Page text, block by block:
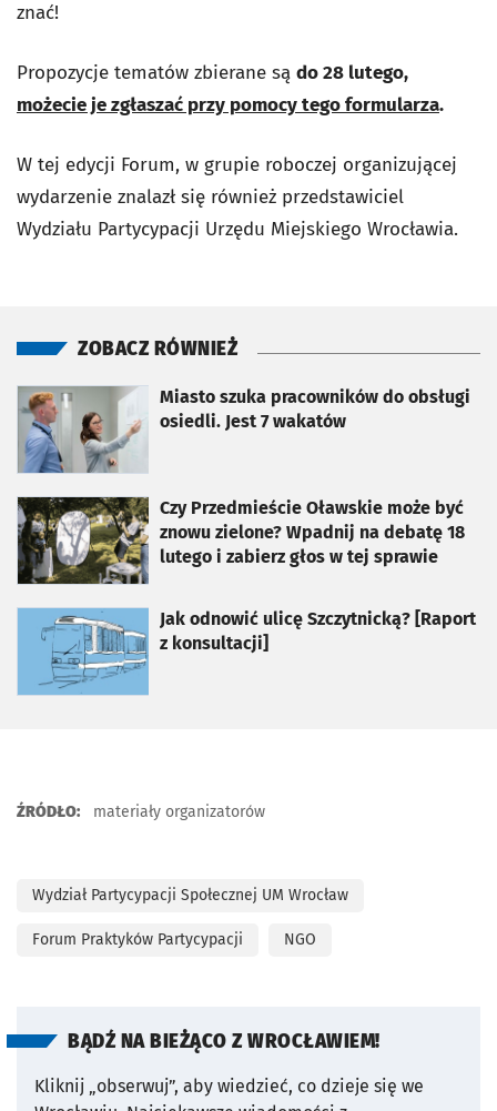
znać!
Propozycje tematów zbierane są do 28 lutego,
możecie je zgłaszać przy pomocy tego formularza.
W tej edycji Forum, w grupie roboczej organizującej
wydarzenie znalazł się również przedstawiciel
Wydziału Partycypacji Urzędu Miejskiego Wrocławia.
ZOBACZ RÓWNIEŻ
Miasto szuka pracowników do obsługi
osiedli. Jest 7 wakatów
otworzy się w nowej karcie
Czy Przedmieście Oławskie może być
znowu zielone? Wpadnij na debatę 18
lutego i zabierz głos w tej sprawie
otworzy się w nowej karcie
Jak odnowić ulicę Szczytnicką? [Raport
z konsultacji]
otworzy się w nowej karcie
ŹRÓDŁO: materiały organizatorów
Wydział Partycypacji Społecznej UM Wrocław
Forum Praktyków Partycypacji NGO
BĄDŹ NA BIEŻĄCO Z WROCŁAWIEM!
Kliknij „obserwuj”, aby wiedzieć, co dzieje się we